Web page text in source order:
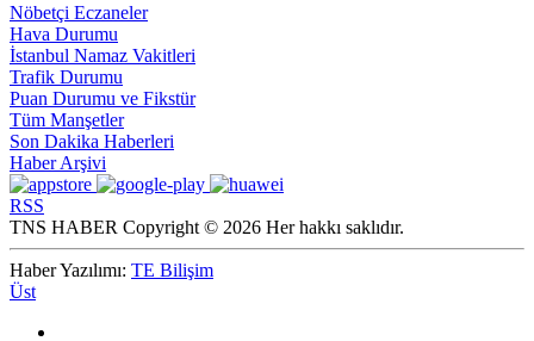
Nöbetçi Eczaneler
Hava Durumu
İstanbul Namaz Vakitleri
Trafik Durumu
Puan Durumu ve Fikstür
Tüm Manşetler
Son Dakika Haberleri
Haber Arşivi
RSS
TNS HABER Copyright © 2026 Her hakkı saklıdır.
Haber Yazılımı: TE Bilişim
Üst